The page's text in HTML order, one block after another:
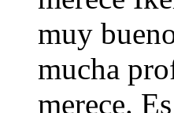
muy
mucha
merece.